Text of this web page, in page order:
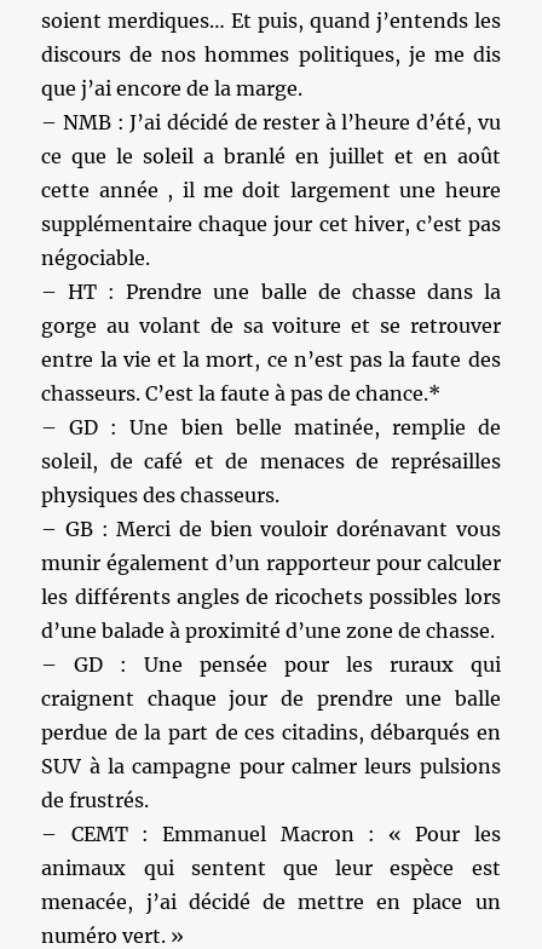
soient merdiques… Et puis, quand j’entends les
discours de nos hommes politiques, je me dis
que j’ai encore de la marge.
– NMB : J’ai décidé de rester à l’heure d’été, vu
ce que le soleil a branlé en juillet et en août
cette année , il me doit largement une heure
supplémentaire chaque jour cet hiver, c’est pas
négociable.
– HT : Prendre une balle de chasse dans la
gorge au volant de sa voiture et se retrouver
entre la vie et la mort, ce n’est pas la faute des
chasseurs. C’est la faute à pas de chance.*
– GD : Une bien belle matinée, remplie de
soleil, de café et de menaces de représailles
physiques des chasseurs.
– GB : Merci de bien vouloir dorénavant vous
munir également d’un rapporteur pour calculer
les différents angles de ricochets possibles lors
d’une balade à proximité d’une zone de chasse.
– GD : Une pensée pour les ruraux qui
craignent chaque jour de prendre une balle
perdue de la part de ces citadins, débarqués en
SUV à la campagne pour calmer leurs pulsions
de frustrés.
– CEMT : Emmanuel Macron : « Pour les
animaux qui sentent que leur espèce est
menacée, j’ai décidé de mettre en place un
numéro vert. »